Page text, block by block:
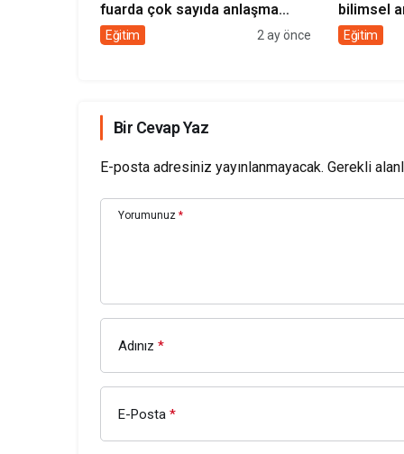
fuarda çok sayıda anlaşma
imzaladı
Eğitim 2 ay önce
bilimsel
kat artırdı
Eğitim
Bir Cevap Yaz
E-posta adresiniz yayınlanmayacak. Gerekli
Yorumunuz *
Adınız *
E-Posta *